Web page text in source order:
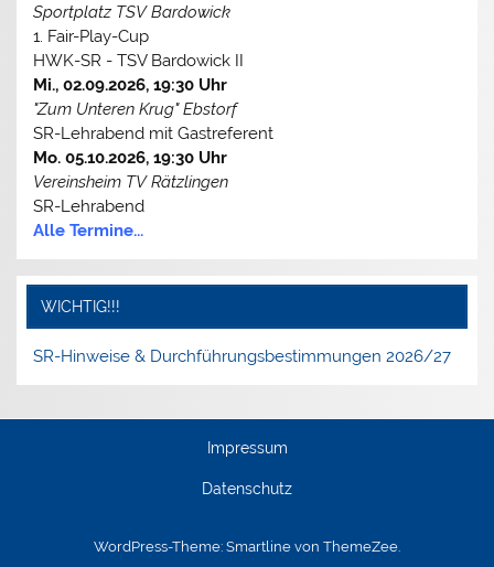
Sportplatz TSV Bardowick
1. Fair-Play-Cup
HWK-SR - TSV Bardowick II
Mi., 02.09.2026, 19:30 Uhr
"Zum Unteren Krug" Ebstorf
SR-Lehrabend mit Gastreferent
Mo. 05.10.2026, 19:30 Uhr
Vereinsheim TV Rätzlingen
SR-Lehrabend
Alle Termine...
WICHTIG!!!
SR-Hinweise & Durchführungsbestimmungen 2026/27
Impressum
Datenschutz
WordPress-Theme: Smartline von ThemeZee.